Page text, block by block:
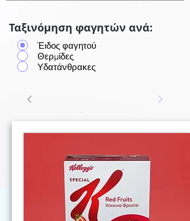
Ταξινόμηση φαγητών ανά:
Έιδος φαγητού
Θερμίδες
Υδατάνθρακες